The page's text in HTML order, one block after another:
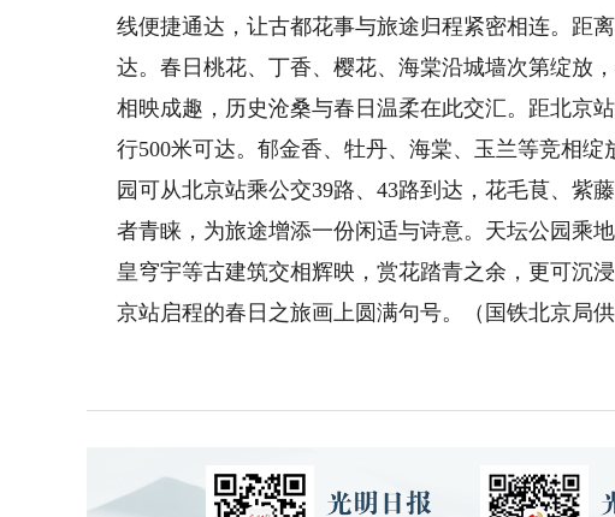
线便捷通达，让古都花事与旅途归程紧密相连。距
达。春日桃花、丁香、樱花、海棠沿城墙次第绽放
相映成趣，历史沧桑与春日温柔在此交汇。距北京
行500米可达。郁金香、牡丹、海棠、玉兰等竞相
园可从北京站乘公交39路、43路到达，花毛茛、紫
者青睐，为旅途增添一份闲适与诗意。天坛公园乘
皇穹宇等古建筑交相辉映，赏花踏青之余，更可沉
京站启程的春日之旅画上圆满句号。（国铁北京局供